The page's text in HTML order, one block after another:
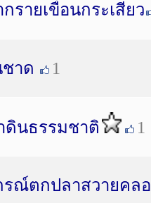
รายเขื่อนกระเสียว
าด 1
ดินธรรมชาติ 1
รณ์ตกปลาสวายคล